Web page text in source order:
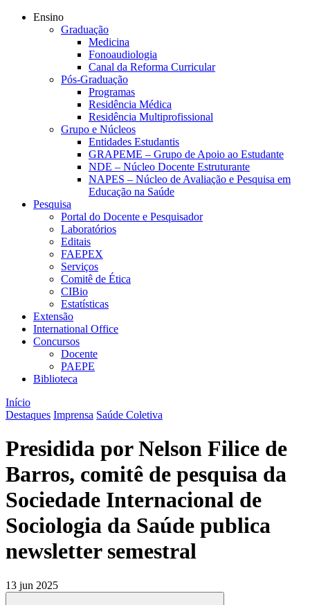
Ensino
Graduação
Medicina
Fonoaudiologia
Canal da Reforma Curricular
Pós-Graduação
Programas
Residência Médica
Residência Multiprofissional
Grupo e Núcleos
Entidades Estudantis
GRAPEME – Grupo de Apoio ao Estudante
NDE – Núcleo Docente Estruturante
NAPES – Núcleo de Avaliação e Pesquisa em
Educação na Saúde
Pesquisa
Portal do Docente e Pesquisador
Laboratórios
Editais
FAEPEX
Serviços
Comitê de Ética
CIBio
Estatísticas
Extensão
International Office
Concursos
Docente
PAEPE
Biblioteca
Início
Destaques Imprensa Saúde Coletiva
Presidida por Nelson Filice de
Barros, comitê de pesquisa da
Sociedade Internacional de
Sociologia da Saúde publica
newsletter semestral
13 jun 2025